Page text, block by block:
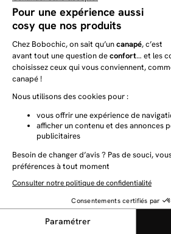
Oui, le terme Queen Size désigne
lits de 160x200 cm, par opposition
(180x200 cm et plus).
Le sommier et le matelas sont-ils
Cela dépend du modèle : certains
un sommier à lattes intégré,
l'achat séparé du sommier et du
fiche produit avant de commander.
Un lit coffre 160x200 est-il plus
Non, l'installation reste comparable
classique. Le mécanisme
intégré au sommier et ne
particulier au quotidien.